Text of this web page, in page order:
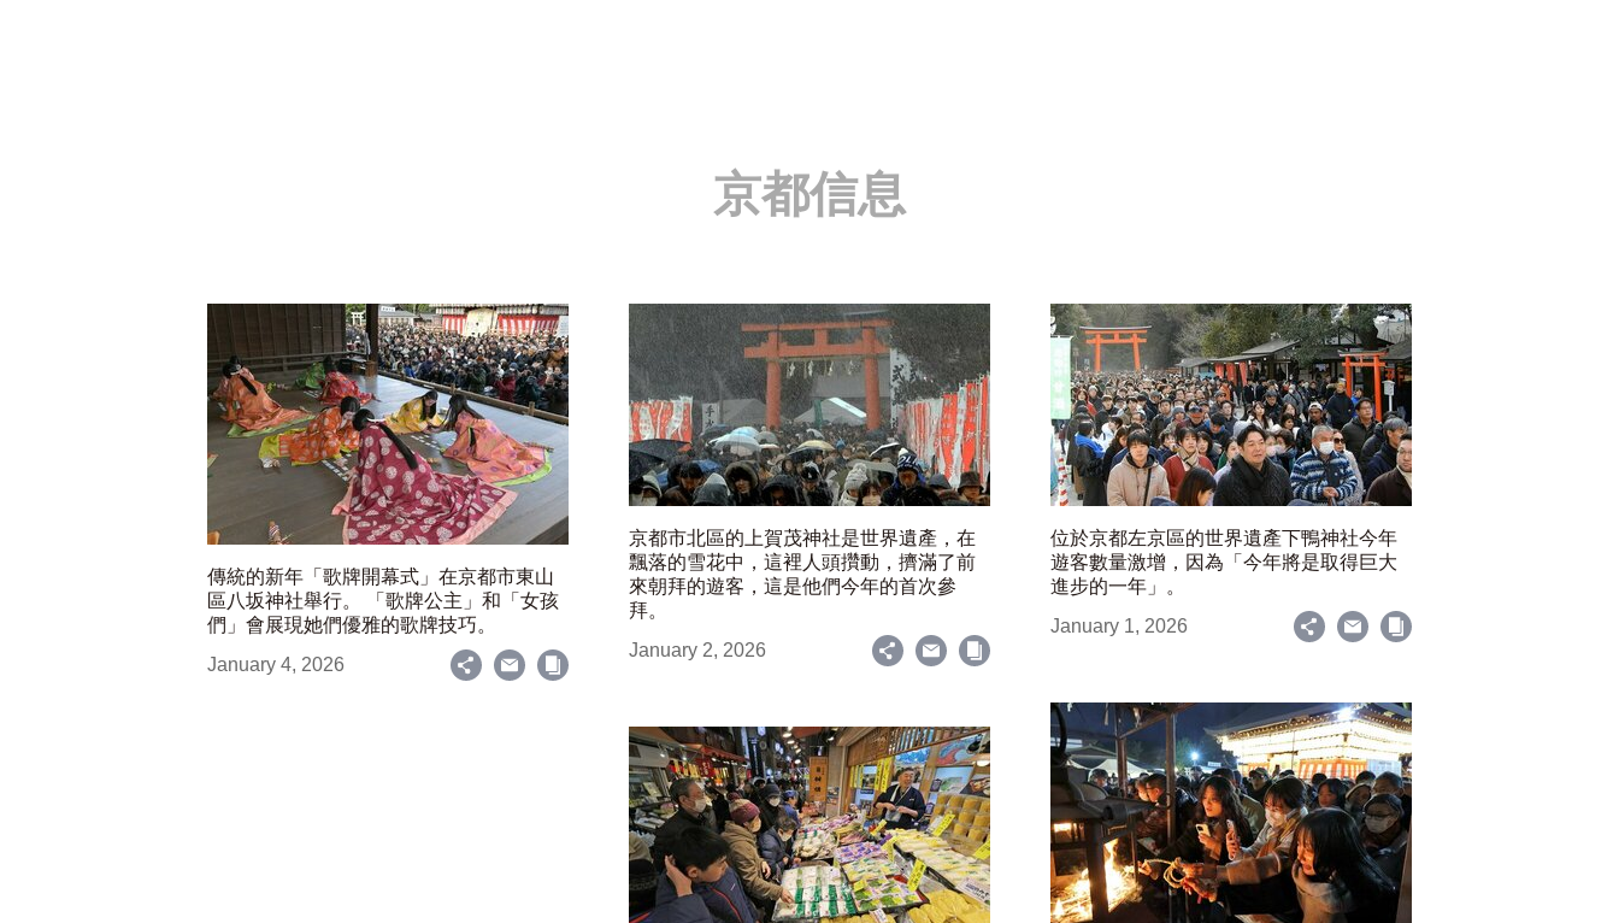
京都信息
傳統的新年「歌牌開幕式」在京都市東山
區八坂神社舉行。 「歌牌公主」和「女孩
們」會展現她們優雅的歌牌技巧。
January 4, 2026
京都市北區的上賀茂神社是世界遺產，在
飄落的雪花中，這裡人頭攢動，擠滿了前
來朝拜的遊客，這是他們今年的首次參
拜。
January 2, 2026
位於京都左京區的世界遺產下鴨神社今年
遊客數量激增，因為「今年將是取得巨大
進步的一年」。
January 1, 2026